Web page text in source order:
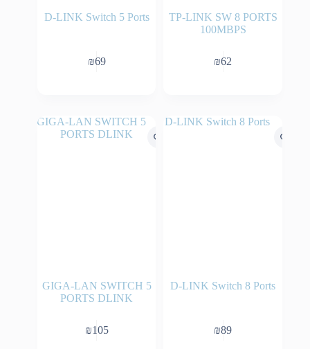
TP-LINK SW 8 PORTS
100MBPS
₪62
D-LINK Switch 5 Ports
₪69
D-LINK Switch 8 Ports
₪89
GIGA-LAN SWITCH 5
PORTS DLINK
₪105